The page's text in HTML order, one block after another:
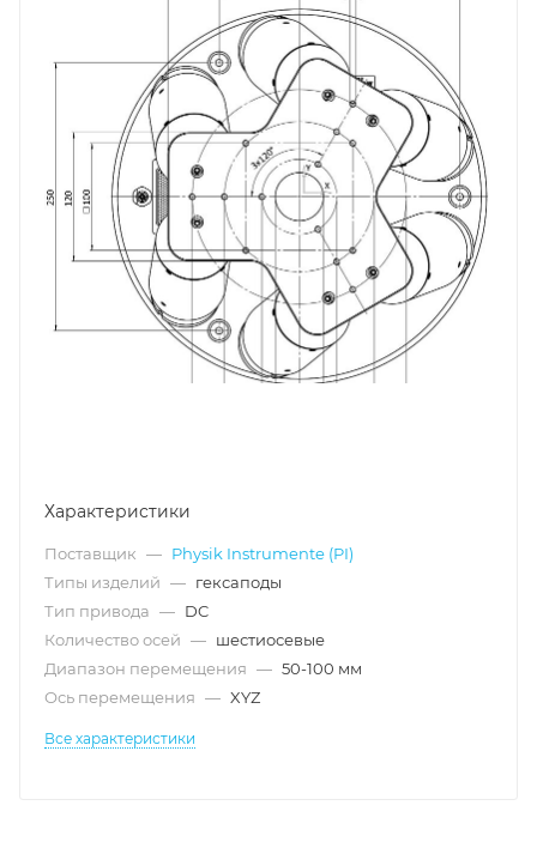
Характеристики
Поставщик — Physik Instrumente (PI)
Типы изделий — гексаподы
Тип привода — DC
Количество осей — шестиосевые
Диапазон перемещения — 50-100 мм
Ось перемещения — XYZ
Все характеристики